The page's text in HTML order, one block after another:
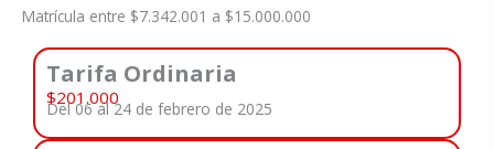
Matrícula entre $7.342.001 a $15.000.000
Tarifa Ordinaria
$201.000
Del 06 al 24 de febrero de 2025